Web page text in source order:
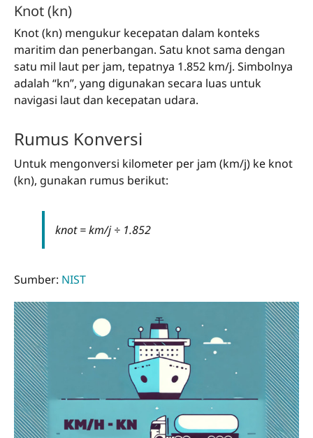
Knot (kn)
Knot (kn) mengukur kecepatan dalam konteks
maritim dan penerbangan. Satu knot sama dengan
satu mil laut per jam, tepatnya 1.852 km/j. Simbolnya
adalah “kn”, yang digunakan secara luas untuk
navigasi laut dan kecepatan udara.
Rumus Konversi
Untuk mengonversi kilometer per jam (km/j) ke knot
(kn), gunakan rumus berikut:
knot = km/j ÷ 1.852
Sumber: NIST